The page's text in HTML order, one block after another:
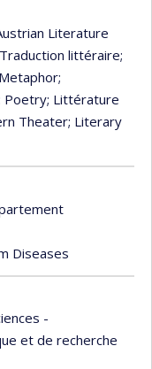
Literature
littéraire;
;
Poetry; Littérature
Theater; Literary
Diseases
-
et de recherche